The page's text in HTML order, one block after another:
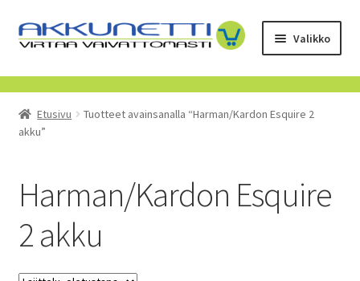
Siirry
navigointiin
Siirry
sisältöön
Valikko
Kauppa
Tietoa meistä
Toimitusehdot
POISTUVAT TUOTTEET
Etusivu
Tuotteet avainsanalla “Harman/Kardon Esquire 2
akku”
Harman/Kardon Esquire
2 akku